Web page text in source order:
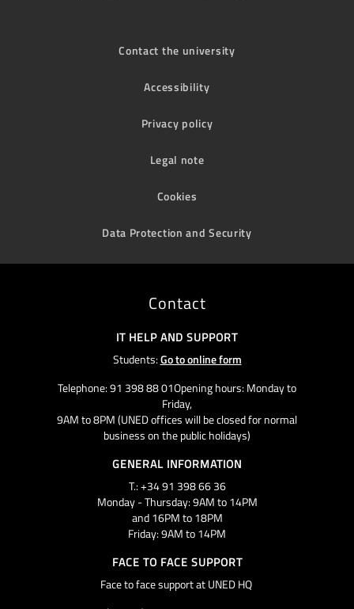
Contact the university
Accessibility
Privacy policy
Legal note
Cookies
Data Protection and Security
Contact
IT HELP AND SUPPORT
Students:Go to online form
Telephone: 91 398 88 01Opening hours: Monday to
Friday,
9AM to 8PM (UNED offices will be closed for normal
business on the public holidays)
GENERAL INFORMATION
T.: +34 91 398 66 36
Monday - Thursday: 9AM to 14PM
and 16PM to 18PM
Friday: 9AM to 14PM
FACE TO FACE SUPPORT
Face to face support at UNED HQ